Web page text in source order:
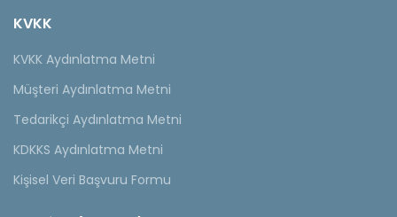
KVKK
KVKK Aydınlatma Metni
Müşteri Aydınlatma Metni
Tedarikçi Aydınlatma Metni
KDKKS Aydınlatma Metni
Kişisel Veri Başvuru Formu